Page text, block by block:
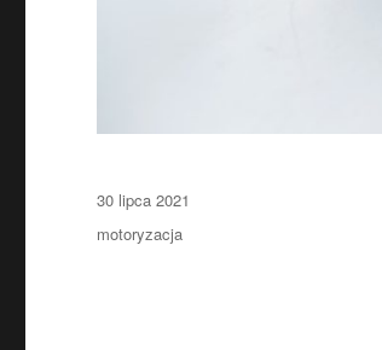
Data
30 lipca 2021
Kategorie
motoryzacja